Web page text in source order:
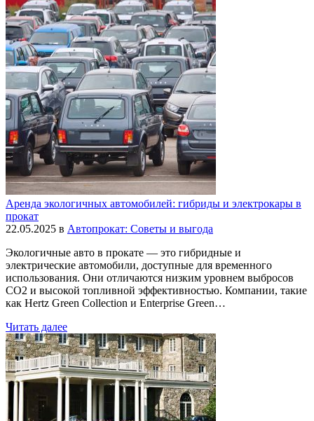
Аренда экологичных автомобилей: гибриды и электрокары в
прокат
22.05.2025 в Автопрокат: Советы и выгода
Экологичные авто в прокате — это гибридные и
электрические автомобили, доступные для временного
использования. Они отличаются низким уровнем выбросов
CO2 и высокой топливной эффективностью. Компании, такие
как Hertz Green Collection и Enterprise Green…
Читать далее